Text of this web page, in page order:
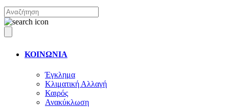
ΚΟΙΝΩΝΙΑ
Έγκλημα
Κλιματική Αλλαγή
Καιρός
Ανακύκλωση